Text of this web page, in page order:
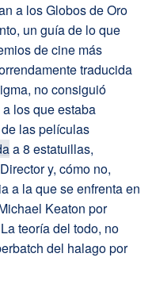
a los Globos de Oro
un guía de lo que
de cine más
traducida
no consiguió
los que estaba
las películas
a 8 estatuillas,
y, cómo no,
a la que se enfrenta en
Keaton por
teoría del todo, no
del halago por